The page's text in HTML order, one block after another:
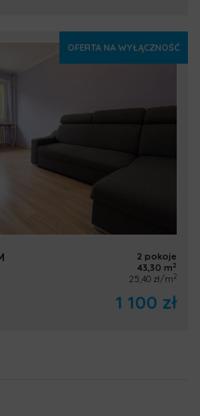
OFERTA NA WYŁĄCZNOŚĆ
2 pokoje
43,30 m2
25,40 zł/m2
1 100 zł